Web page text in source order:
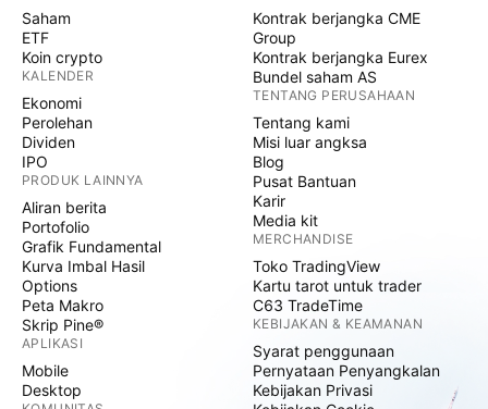
Saham
ETF
Koin crypto
KALENDER
Ekonomi
Perolehan
Dividen
IPO
PRODUK LAINNYA
Aliran berita
Portofolio
Grafik Fundamental
Kurva Imbal Hasil
Options
Peta Makro
Skrip Pine®
APLIKASI
Mobile
Desktop
Kontrak berjangka CME
Group
Kontrak berjangka Eurex
Bundel saham AS
TENTANG PERUSAHAAN
Tentang kami
Misi luar angksa
Blog
Pusat Bantuan
Karir
Media kit
MERCHANDISE
Toko TradingView
Kartu tarot untuk trader
C63 TradeTime
KEBIJAKAN & KEAMANAN
Syarat penggunaan
Pernyataan Penyangkalan
Kebijakan Privasi